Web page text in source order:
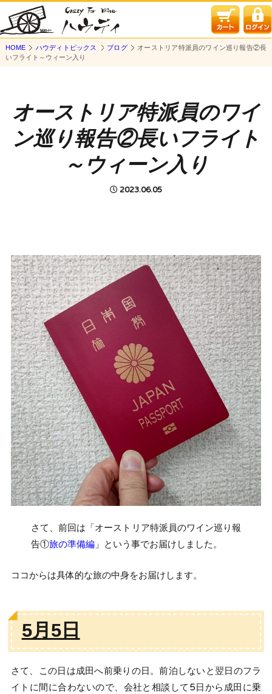
HOME ハウディトピックス ブログ
オーストリア特派員のワイン巡り報告②長
いフライト～ウィーン入り
オーストリア特派員のワイ
ン巡り報告②長いフライト
～ウィーン入り
2023.06.05
さて、前回は「オーストリア特派員のワイン巡り報
告①旅の準備編」という事でお届けしました。
ココからは具体的な旅の中身をお届けします。
5月5日
さて、この日は成田へ前乗りの日。前泊しないと翌日のフラ
イトに間に合わないので、会社と相談して5日から成田に乗